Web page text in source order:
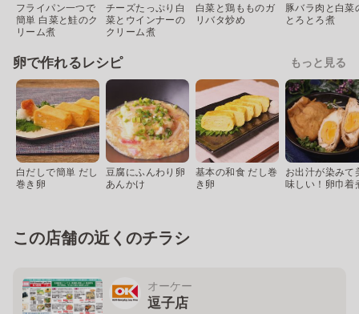
フライパン一つで
簡単 白菜と鮭のク
リーム煮
チーズたっぷり白
菜とウインナーの
クリーム煮
白菜と鶏もものガ
リバタ炒め
豚バラ肉と白菜
とろとろ煮
卵で作れるレシピ もっと見る
白だしで簡単 だし
巻き卵
豆腐にふんわり卵
あんかけ
基本の和食 だし巻
き卵
お出汁が染みて
味しい！卵巾着
この店舗の近くのチラシ
オーケー
逗子店